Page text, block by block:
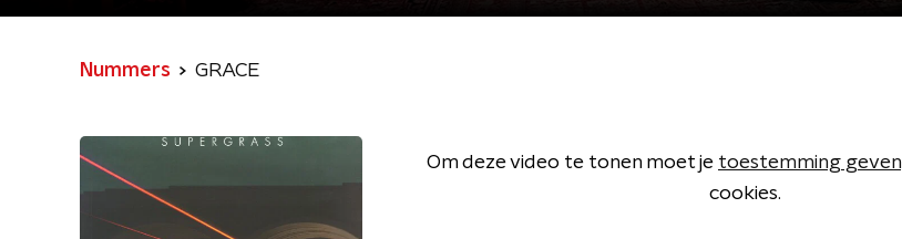
Nummers GRACE
Om deze video te tonen moet je toestemming geven
cookies.